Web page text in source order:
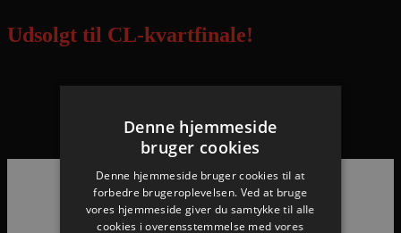
Udsolgt til CL-kvartfinale!
Champions League er nu blevet revet væk, da de blev sat til salg i
dag kl. 12.00. Vi kan derfor nu melde udsolgt.
Hovedpartnere
Denne hjemmeside
bruger cookies
Denne hjemmeside bruger cookies til at
forbedre brugeroplevelsen. Ved at bruge
vores hjemmeside giver du samtykke til alle
cookies i overensstemmelse med vores